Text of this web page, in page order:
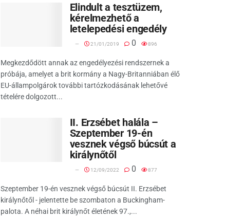
Elindult a tesztüzem,
kérelmezhető a
letelepedési engedély
21/01/2019 0 896
Megkezdődött annak az engedélyezési rendszernek a
próbája, amelyet a brit kormány a Nagy-Britanniában élő
EU-állampolgárok további tartózkodásának lehetővé
tételére dolgozott...
II. Erzsébet halála –
Szeptember 19-én
vesznek végső búcsút a
királynőtől
12/09/2022 0 877
Szeptember 19-én vesznek végső búcsút II. Erzsébet
királynőtől - jelentette be szombaton a Buckingham-
palota. A néhai brit királynőt életének 97.,...